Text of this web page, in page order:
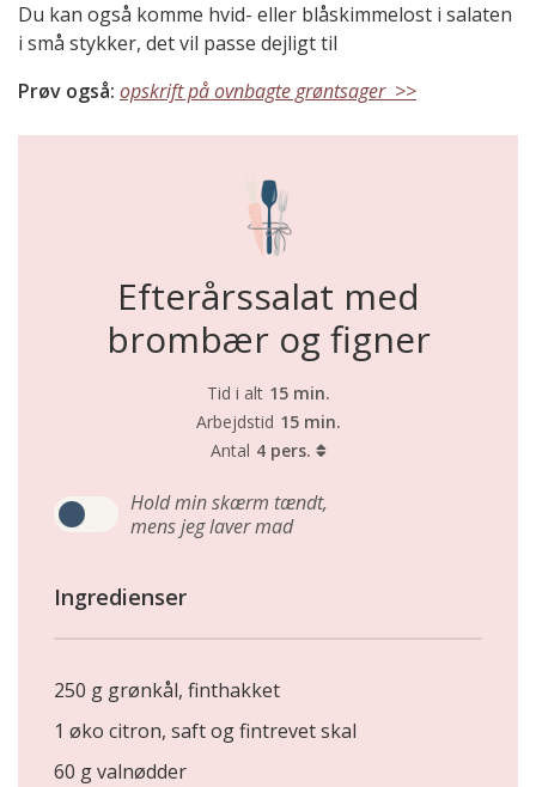
Du kan også komme hvid- eller blåskimmelost i salaten
i små stykker, det vil passe dejligt til
Prøv også: opskrift på ovnbagte grøntsager >>
Efterårssalat med
brombær og figner
Tid i alt 15 min.
Arbejdstid 15 min.
Antal 4 pers.
Hold min skærm tændt,
mens jeg laver mad
Ingredienser
250 g grønkål, finthakket
1 øko citron, saft og fintrevet skal
60 g valnødder